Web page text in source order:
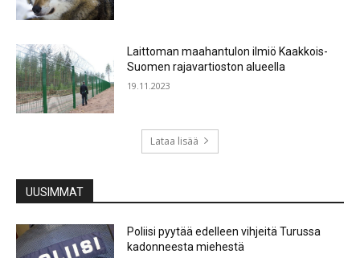
Laittoman maahantulon ilmiö Kaakkois-
Suomen rajavartioston alueella
19.11.2023
Lataa lisää
UUSIMMAT
Poliisi pyytää edelleen vihjeitä Turussa
kadonneesta miehestä